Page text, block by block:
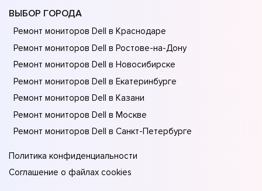
ВЫБОР ГОРОДА
Ремонт мониторов Dell в Краснодаре
Ремонт мониторов Dell в Ростове-на-Донy
Ремонт мониторов Dell в Новосибирске
Ремонт мониторов Dell в Екатеринбурге
Ремонт мониторов Dell в Казани
Ремонт мониторов Dell в Москве
Ремонт мониторов Dell в Санкт-Петербурге
Политика конфиденциальности
Соглашение о файлах cookies